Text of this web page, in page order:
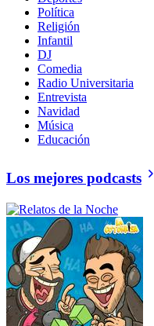
Política
Religión
Infantil
DJ
Comedia
Radio Universitaria
Entrevista
Navidad
Música
Educación
Los mejores podcasts